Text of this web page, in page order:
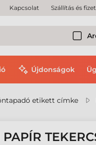
Kapcsolat Szállítás és
Újdonságok
etikett címke